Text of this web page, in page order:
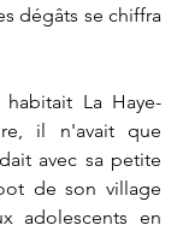
dégâts se chiffra
La Haye-
il n'avait que
avec sa petite
de son village
adolescents en